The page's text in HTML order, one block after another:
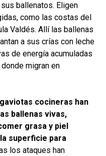
ballenatos. Eligen
como las costas del
Valdés. Allí las ballenas
a sus crías con leche
de energía acumuladas
migran en
cocineras han
ballenas vivas,
grasa y piel
superficie para
los ataques han